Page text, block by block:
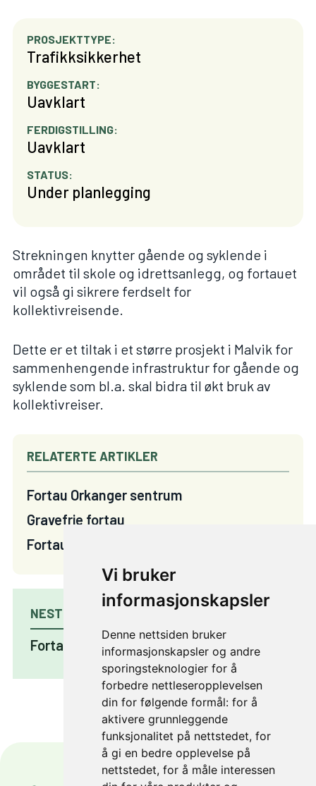
Vi bruker
informasjonskapsler
Denne nettsiden bruker
informasjonskapsler og andre
sporingsteknologier for å
forbedre nettleseropplevelsen
din for følgende formål: for å
aktivere grunnleggende
funksjonalitet på nettstedet, for
å gi en bedre opplevelse på
nettstedet, for å måle interessen
PROSJEKTTYPE:
Trafikksikkerhet
BYGGESTART:
Uavklart
FERDIGSTILLING:
Uavklart
STATUS:
Under planlegging
Strekningen knytter gående og syklende i
området til skole og idrettsanlegg, og fortauet
vil også gi sikrere ferdselt for
kollektivreisende.
Dette er et tiltak i et større prosjekt i Malvik for
sammenhengende infrastruktur for gående og
syklende som bl.a. skal bidra til økt bruk av
kollektivreiser.
RELATERTE ARTIKLER
Fortau Orkanger sentrum
Gravefrie fortau
Fortau i Mikkelvegen
NESTE PROSJEKT
Fortau Bratsbergvegen